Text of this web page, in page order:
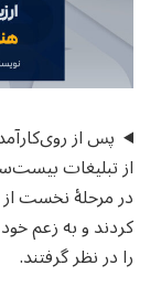
پس از
از تبلیغات
در مرحلهٔ نخست
کردند و به زعم
را در نظر گرفتند.